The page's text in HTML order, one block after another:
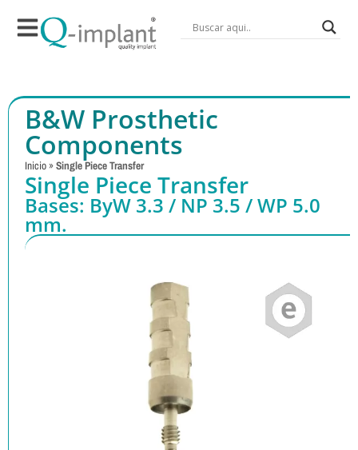
B&W Prosthetic
Components
Inicio »Single Piece Transfer
Single Piece Transfer
Bases: ByW 3.3 / NP 3.5 / WP 5.0
mm.